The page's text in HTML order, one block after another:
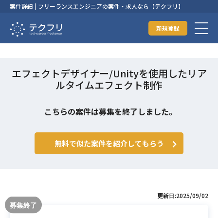
案件詳細 | フリーランスエンジニアの案件・求人なら【テクフリ】
新規登録
エフェクトデザイナー/Unityを使用したリア
ルタイムエフェクト制作
こちらの案件は募集を終了しました。
無料で似た案件を紹介してもらう
更新日:2025/09/02